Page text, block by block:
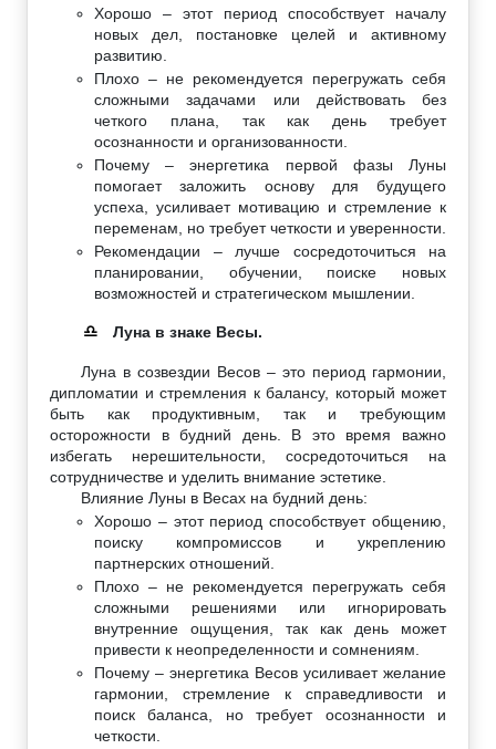
Хорошо – этот период способствует началу
новых дел, постановке целей и активному
развитию.
Плохо – не рекомендуется перегружать себя
сложными задачами или действовать без
четкого плана, так как день требует
осознанности и организованности.
Почему – энергетика первой фазы Луны
помогает заложить основу для будущего
успеха, усиливает мотивацию и стремление к
переменам, но требует четкости и уверенности.
Рекомендации – лучше сосредоточиться на
планировании, обучении, поиске новых
возможностей и стратегическом мышлении.
♎ Луна в знаке Весы.
Луна в созвездии Весов – это период гармонии,
дипломатии и стремления к балансу, который может
быть как продуктивным, так и требующим
осторожности в будний день. В это время важно
избегать нерешительности, сосредоточиться на
сотрудничестве и уделить внимание эстетике.
Влияние Луны в Весах на будний день:
Хорошо – этот период способствует общению,
поиску компромиссов и укреплению
партнерских отношений.
Плохо – не рекомендуется перегружать себя
сложными решениями или игнорировать
внутренние ощущения, так как день может
привести к неопределенности и сомнениям.
Почему – энергетика Весов усиливает желание
гармонии, стремление к справедливости и
поиск баланса, но требует осознанности и
четкости.